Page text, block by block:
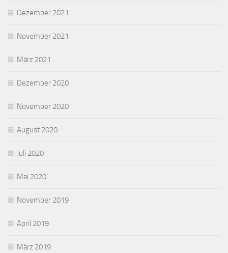
Dezember 2021
November 2021
März 2021
Dezember 2020
November 2020
August 2020
Juli 2020
Mai 2020
November 2019
April 2019
März 2019